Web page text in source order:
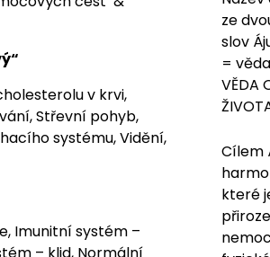
v krvi,
Střevní pohyb,
systému, Vidění,
Imunitní systém –
ze
slov
=
VĚDA
Cílem
které